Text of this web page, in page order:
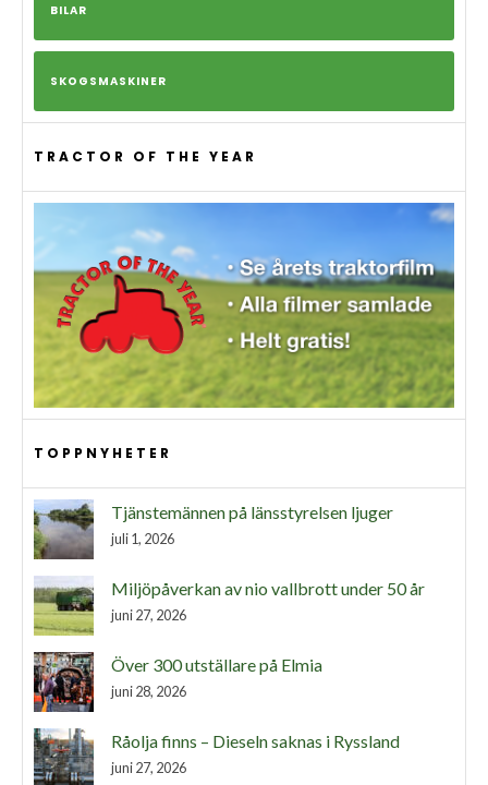
BILAR
SKOGSMASKINER
TRACTOR OF THE YEAR
TOPPNYHETER
Tjänstemännen på länsstyrelsen ljuger
juli 1, 2026
Miljöpåverkan av nio vallbrott under 50 år
juni 27, 2026
Över 300 utställare på Elmia
juni 28, 2026
Råolja finns – Dieseln saknas i Ryssland
juni 27, 2026